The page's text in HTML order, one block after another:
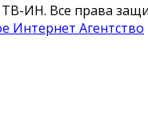
ТВ-ИН. Все права
Интернет Агентство